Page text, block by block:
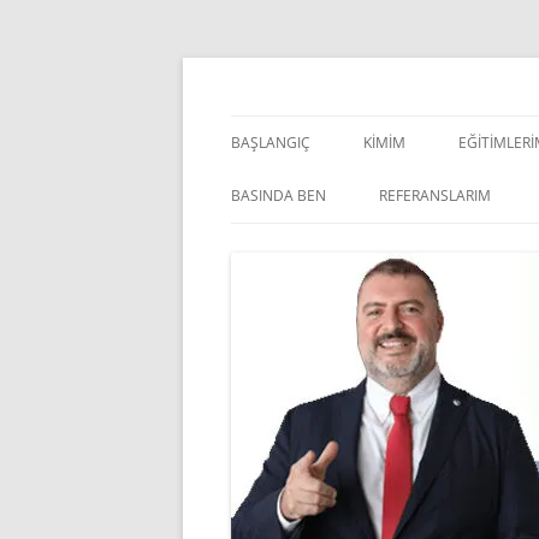
İçeriğe
BAŞLANGIÇ KIMIM
BASINDA BEN REFERANSLARIM